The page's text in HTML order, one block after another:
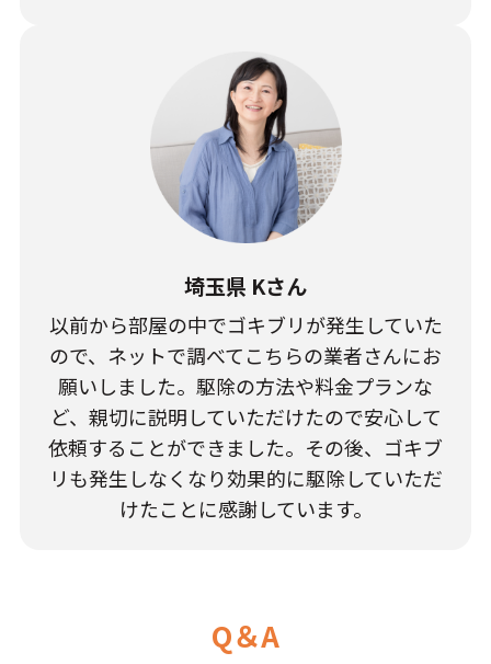
埼玉県 Kさん
以前から部屋の中でゴキブリが発生していた
ので、ネットで調べてこちらの業者さんにお
願いしました。駆除の方法や料金プランな
ど、親切に説明していただけたので安心して
依頼することができました。その後、ゴキブ
リも発生しなくなり効果的に駆除していただ
けたことに感謝しています。
Q＆A